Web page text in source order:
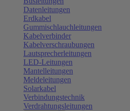
Datenleitungen
Erdkabel
Gummischlauchleitungen
Kabelverbinder
Kabelverschraubungen
Lautsprecherleitungen
LED-Leitungen
Mantelleitungen
Meldeleitungen
Solarkabel
Verbindungstechnik
Verdrahtungsleitungen